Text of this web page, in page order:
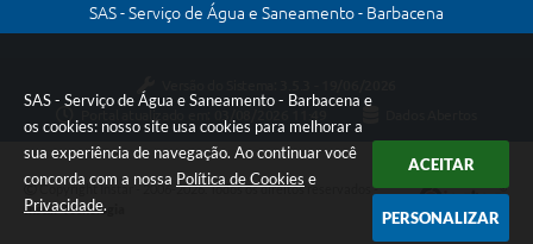
SAS - Serviço de Água e Saneamento - Barbacena e
os cookies: nosso site usa cookies para melhorar a
sua experiência de navegação. Ao continuar você
concorda com a nossa Política de Cookies e
Privacidade.
ACEITAR
PERSONALIZAR
SAS - Serviço de Água e Saneamento - Barbacena
Copyright Instar - 2006-2026. Todos os direitos reservados -
Instar Tecnologia